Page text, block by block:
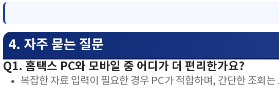
4. 자주 묻는 질문
Q1. 홈택스 PC와 모바일 중 어디가 더 편리한가요?
복잡한 자료 입력이 필요한 경우 PC가 적합하며, 간단한 조회